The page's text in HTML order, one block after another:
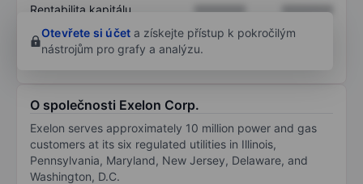
Rentabilita kapitálu XXXXXXX
XXXXXXX
Otevřete si účet a získejte přístup k pokročilým
nástrojům pro grafy a analýzu.
O společnosti Exelon Corp.
Exelon serves approximately 10 million power and gas
customers at its six regulated utilities in Illinois,
Pennsylvania, Maryland, New Jersey, Delaware, and
Washington, D.C.